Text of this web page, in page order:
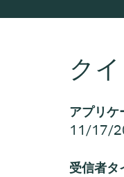
ク
アプリケ
11/17/
受信者タ